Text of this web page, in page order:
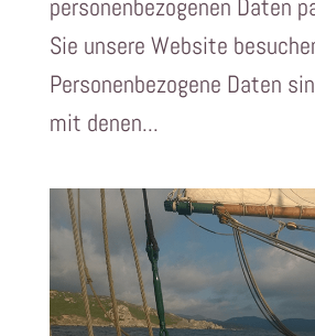
personenbezogenen Daten
Sie unsere Website
Personenbezogene Daten
mit denen...